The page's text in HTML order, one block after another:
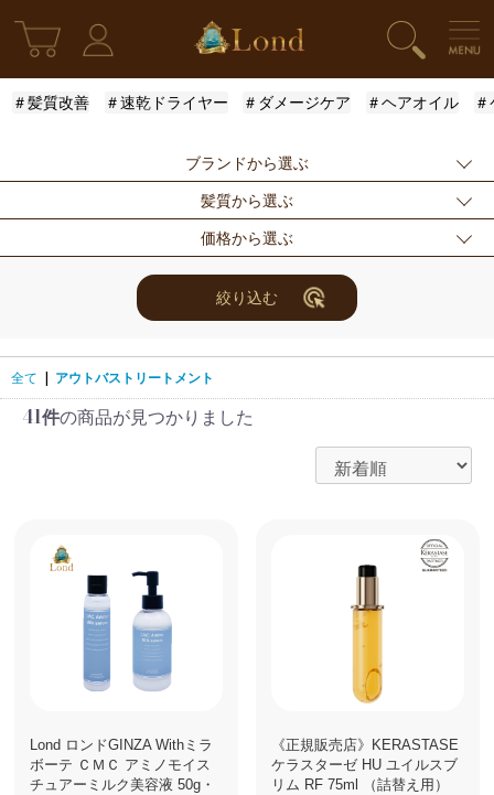
＃髪質改善 ＃速乾ドライヤー ＃ダメージケア ＃ヘアオイル
ブランドから選ぶ
指定なし Londオリジナル
ケラスターゼ
モロッカンオイル
ルベル
アリミノ
ナンバースリー
ミアン フォード
ホリスティックキ
アクティバート
髪質から選ぶ
ふんわり ハリ・コシ
ウェット
ツヤ
しっとり
価格から選ぶ
〜3000円
3001円〜5000円
円
30000円
絞り込む
全て | アウトバストリートメント
41件の商品が見つかりました
Lond ロンドGINZA Withミラ
ボーテ ＣＭＣ アミノモイス
チュアーミルク美容液 50g・
《正規販売店》KERASTASE
ケラスターゼ HU ユイルスブ
リム RF 75ml （詰替え用）